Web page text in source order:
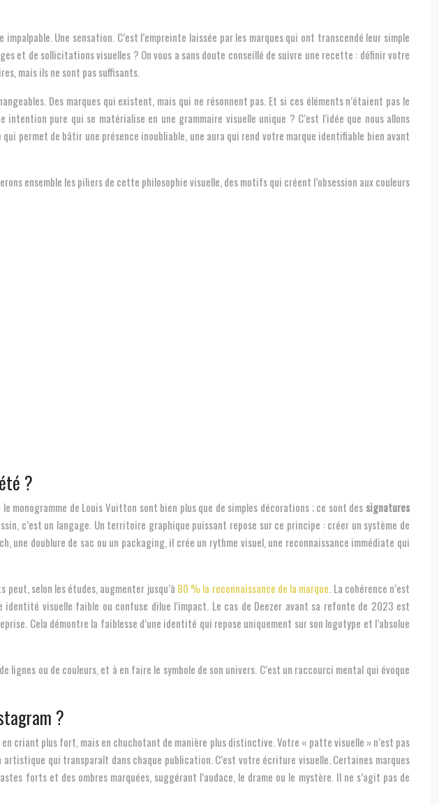
Une sensation. C’est l’empreinte laissée par les marques qui ont transcendé leur simple
et de sollicitations visuelles ? On vous a sans doute conseillé de suivre une recette : définir votre
mais ils ne sont pas suffisants.
Des marques qui existent, mais qui ne résonnent pas. Et si ces éléments n’étaient pas le
pure qui se matérialise en une grammaire visuelle unique ? C’est l’idée que nous allons
permet de bâtir une présence inoubliable, une aura qui rend votre marque identifiable bien avant
ensemble les piliers de cette philosophie visuelle, des motifs qui créent l’obsession aux couleurs
?
de Louis Vuitton sont bien plus que de simples décorations ; ce sont des signatures
c’est un langage. Un territoire graphique puissant repose sur ce principe : créer un système de
doublure de sac ou un packaging, il crée un rythme visuel, une reconnaissance immédiate qui
selon les études, augmenter jusqu’à 80 % la reconnaissance de la marque . La cohérence n’est
visuelle faible ou confuse dilue l’impact. Le cas de Deezer avant sa refonte de 2023 est
Cela démontre la faiblesse d’une identité qui repose uniquement sur son logotype et l’absolue
lignes ou de couleurs, et à en faire le symbole de son univers. C’est un raccourci mental qui évoque
?
criant plus fort, mais en chuchotant de manière plus distinctive. Votre « patte visuelle » n’est pas
qui transparaît dans chaque publication. C’est votre écriture visuelle. Certaines marques
forts et des ombres marquées, suggérant l’audace, le drame ou le mystère. Il ne s’agit pas de